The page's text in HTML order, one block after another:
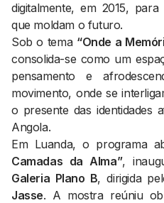
digitalmente, em 2015,
que moldam o futuro.
Sob o tema “Onde a
consolida-se como um
pensamento e
movimento, onde se
o presente das identidades
Angola.
Em Luanda, o programa
Camadas da Alma”,
Galeria Plano B, dirigida
Jasse. A mostra reúniu